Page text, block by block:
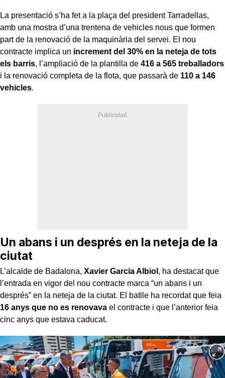
La presentació s’ha fet a la plaça del president Tarradellas,
amb una mostra d’una trentena de vehicles nous que formen
part de la renovació de la maquinària del servei. El nou
contracte implica un increment del 30% en la neteja de tots
els barris, l’ampliació de la plantilla de 416 a 565 treballadors
i la renovació completa de la flota, que passarà de 110 a 146
vehicles.
Un abans i un després en la neteja de la
ciutat
L’alcalde de Badalona, Xavier Garcia Albiol , ha destacat que
l’entrada en vigor del nou contracte marca “un abans i un
després” en la neteja de la ciutat. El batlle ha recordat que feia
16 anys que no es renovava el contracte i que l’anterior feia
cinc anys que estava caducat.